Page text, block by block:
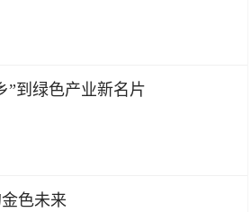
”到绿色产业新名片
色未来